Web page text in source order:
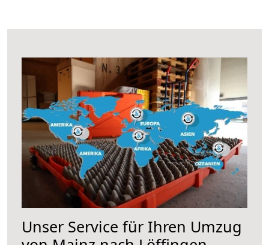
Unser Service für Ihren Umzug